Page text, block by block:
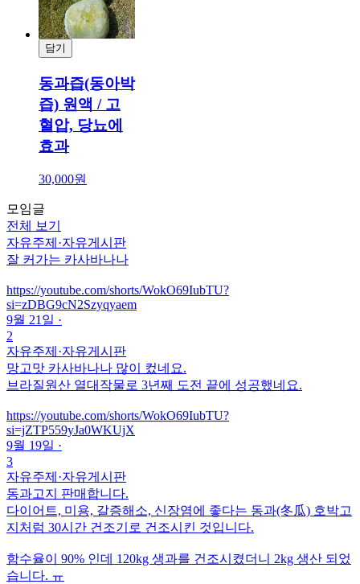
결제
담기
동과즙(동아박
즙) 원액 / 고
혈압, 당뇨에
효과
30,000원
모임글
전체 보기
자유주제 ·자유게시판
잘 커가는 카사바나나
https://youtube.com/shorts/WokO69IubTU?
si=zDBG9cN2Szyqyaem
9월 21일 ·
2
자유주제 ·자유게시판
망고맛 카사바나나 많이 컸네요.
브라질원산 열대작물로 3년째 도전 끝에 성공했네요.
https://youtube.com/shorts/WokO69IubTU?
si=jZTP559yJa0WKUjX
9월 19일 ·
3
자유주제 ·자유게시판
동과고지 판매합니다.
다이어트, 미용, 갈증해소, 신장염에 좋다는 동과(冬瓜) 호박고
지처럼 30시간 건조기로 건조시킨 것입니다.
함수율이 90% 인데 120kg 생과를 건조시켰더니 2kg 생산 되었
습니다. ㅠ